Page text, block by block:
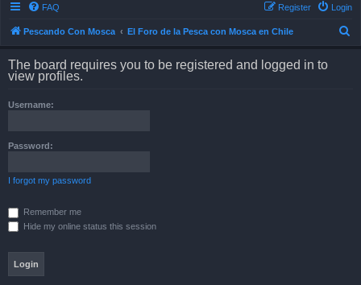
FAQ Login
Register
Pescando Con Mosca El Foro de la Pesca con Mosca en Chile
The board requires you to be registered and logged in to
view profiles.
Username:
Password:
I forgot my password
Remember me
Hide my online status this session